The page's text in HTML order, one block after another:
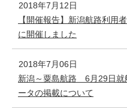
2018年7月12日
【開催報告】新潟航路利用
に開催しました
2018年7月06日
新潟～粟島航路 6月29日就
ータの掲載について